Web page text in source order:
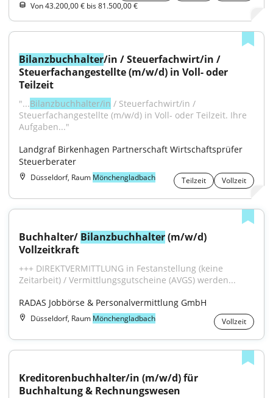
Von 43.200,00 € bis 81.500,00 €
Bilanzbuchhalter/in / Steuerfachwirt/in /
Steuerfachangestellte (m/w/d) in Voll- oder
Teilzeit
"...Bilanzbuchhalter/in / Steuerfachwirt/in /
Steuerfachangestellte (m/w/d) in Voll- oder Teilzeit. Ihre
Aufgaben..."
Landgraf Birkenhagen Partnerschaft Wirtschaftsprüfer
Steuerberater
Düsseldorf, Raum Mönchengladbach Teilzeit Vollzeit
Buchhalter/ Bilanzbuchhalter (m/w/d)
Vollzeitkraft
+++ DIREKTVERMITTLUNG in Festanstellung (keine
Zeitarbeit) / Vermittlungsgutscheine (AVGS) werden...
RADAS Jobbörse & Personalvermittlung GmbH
Düsseldorf, Raum Mönchengladbach Vollzeit
Kreditorenbuchhalter/in (m/w/d) für
Buchhaltung & Rechnungswesen